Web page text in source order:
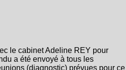
le cabinet Adeline REY pour
a été envoyé à tous les
(diagnostic) prévues pour ce